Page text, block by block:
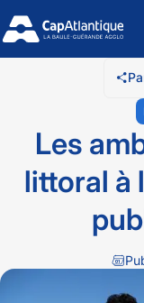
Les
littoral à